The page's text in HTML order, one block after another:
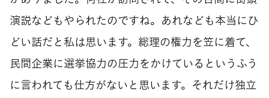
演説などもやられたのですね。あれなども本当にひ
どい話だと私は思います。総理の権力を笠に着て、
民間企業に選挙協力の圧力をかけているというふう
に言われても仕方がないと思います。それだけ独立